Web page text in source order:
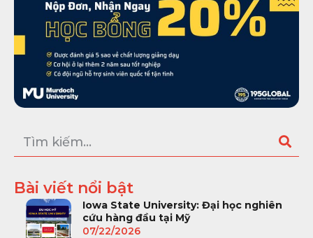
Bài viết nổi bật
Iowa State University: Đại học nghiên
cứu hàng đầu tại Mỹ
07/22/2026